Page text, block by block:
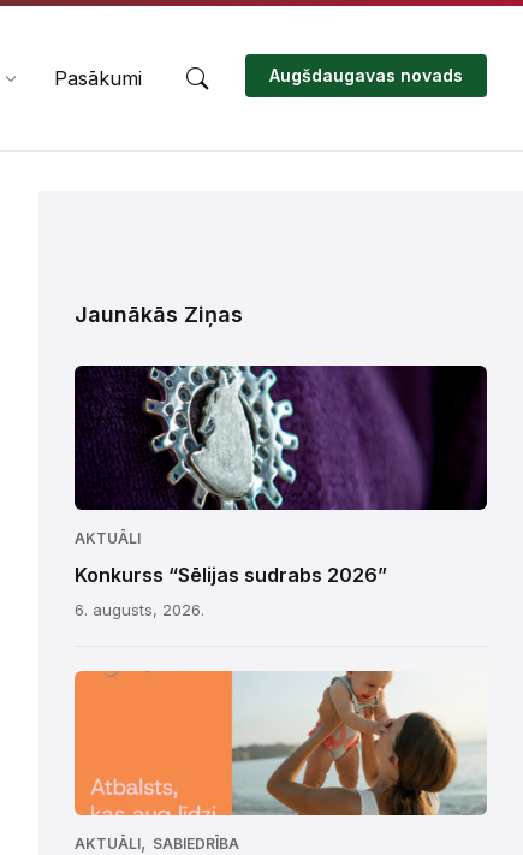
Pasākumi Augšdaugavas novads
Jaunākās Ziņas
AKTUĀLI
Konkurss “Sēlijas sudrabs 2026”
6. augusts, 2026.
AKTUĀLI, SABIEDRĪBA